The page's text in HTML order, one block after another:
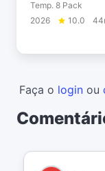
Temp. 8 Pack
2026
10.0
Faça o login ou